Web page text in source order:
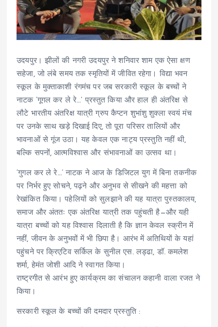
उदयपुर। झीलों की नगरी उदयपुर ने शनिवार शाम एक ऐसा क्षण
सहेजा, जो लंबे समय तक स्मृतियों में जीवित रहेगा। विद्या भवन
स्कूल के मुक्ताकाशी रंगमंच पर जब सरकारी स्कूल के बच्चों ने
नाटक ‘गूगल कर ले रे…’ प्रस्तुत किया और हाल ही अंतरिक्ष से
लौटे भारतीय अंतरिक्ष यात्री ग्रुप कैप्टन शुभांशु शुक्ला स्वयं मंच
पर उनके साथ खड़े दिखाई दिए, तो पूरा परिसर तालियों और
भावनाओं से गूंज उठा। यह केवल एक नाट्य प्रस्तुति नहीं थी,
बल्कि सपनों, आत्मविश्वास और संभावनाओं का उत्सव था।
‘गुगल कर ले रे…’ नाटक ने आज के डिजिटल युग में बिना तकनीक
पर निर्भर हुए सोचने, पढ़ने और अनुभव से सीखने की महत्ता को
रेखांकित किया। पहेलियों को सुलझाने की यह यात्रा पुस्तकालय,
समाज और अंततः एक अंतरिक्ष यात्री तक पहुंचती है—और यही
यात्रा बच्चों को यह विश्वास दिलाती है कि ज्ञान केवल स्क्रीन में
नहीं, जीवन के अनुभवों में भी छिपा है। आरंभ में अतिथियों के यहां
पहुंचने पर क्रिएटिव सर्किल के सुनील एस. लड्ढा, डॉ. कमलेश
शर्मा, हेमंत जोशी आदि ने स्वागत किया।
राष्ट्रगीत से आरंभ हुए कार्यक्रम का संचालन कहानी वाला रजत ने
किया।
सरकारी स्कूल के बच्चों की दमदार प्रस्तुति :